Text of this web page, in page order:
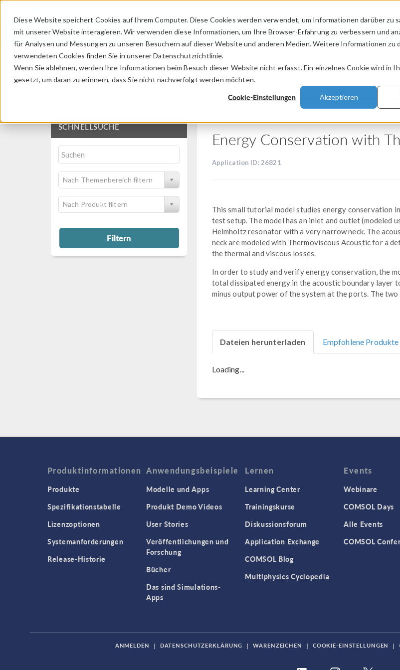
Diese Website speichert Cookies auf Ihrem Computer. Diese Cookies werden verwendet, um Informationen darüber zu
mit unserer Website interagieren. Wir verwenden diese Informationen, um Ihre Browser-Erfahrung zu verbessern und
für Analysen und Messungen zu unseren Besuchern auf dieser Website und anderen Medien. Weitere Informationen zu
verwendeten Cookies finden Sie in unserer Datenschutzrichtlinie.
Wenn Sie ablehnen, werden Ihre Informationen beim Besuch dieser Website nicht erfasst. Ein einzelnes Cookie wird in
gesetzt, um daran zu erinnern, dass Sie nicht nachverfolgt werden möchten.
Cookie-Einstellungen Akzeptieren
PRODUKTE BRANCHEN
Application Gallery
SCHNELLSUCHE
Nach Themenbereich filtern
Nach Produkt filtern
Filtern
Energy Conservation with
Application ID: 26821
This small tutorial model studies energy conservation
test setup. The model has an inlet and outlet (modeled
Helmholtz resonator with a very narrow neck. The
neck are modeled with Thermoviscous Acoustic for a
the thermal and viscous losses.
In order to study and verify energy conservation, the
total dissipated energy in the acoustic boundary layer
minus output power of the system at the ports. The two
Dateien herunterladen Empfohlene Produkte
Loading...
Produktinformationen
Produkte
Spezifikationstabelle
Lizenzoptionen
Systemanforderungen
Release-Historie
Anwendungsbeispiele
Modelle und Apps
Produkt Demo Videos
User Stories
Veröffentlichungen und
Forschung
Bücher
Das sind Simulations-
Apps
Lernen
Learning Center
Trainingskurse
Diskussionsforum
Application Exchange
COMSOL Blog
Multiphysics Cyclopedia
Events
Webinare
COMSOL Days
Alle Events
COMSOL
ANMELDEN | DATENSCHUTZERKLÄRUNG | WARENZEICHEN | COOKIE-EINSTELLUNGEN |